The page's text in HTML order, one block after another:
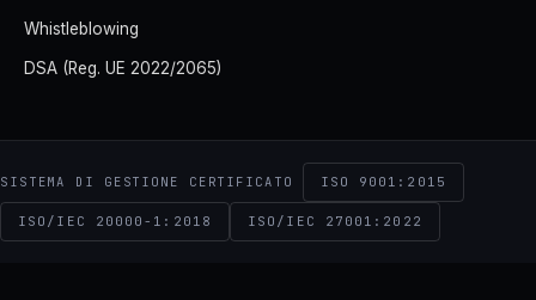
Whistleblowing
DSA (Reg. UE 2022/2065)
SISTEMA DI GESTIONE CERTIFICATO ISO 9001:2015
ISO/IEC 20000-1:2018 ISO/IEC 27001:2022